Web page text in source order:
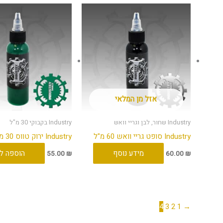
אזל מן המלאי
Industry שחור, לבן וגריי וואש
Industry סופט גריי וואש 60 מ"ל
60.00 ₪ מידע נוסף
Industry בקבוקי 30 מ"ל
Industry ירוק טווס 30 מ"ל
55.00 ₪ הוספה
→
1
2
3
4